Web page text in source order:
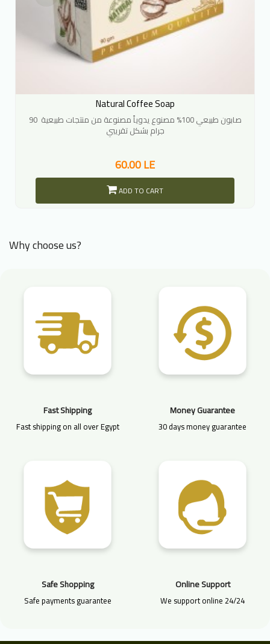
Natural Coffee Soap
صابون طبيعي 100% مصنوع يدوياً مصنوعة من منتجات طبيعية 90
جرام بشكل تقريبي
60.00 LE
ADD TO CART
Why choose us?
Fast Shipping
Fast shipping on all over Egypt
Money Guarantee
30 days money guarantee
Safe Shopping
Safe payments guarantee
Online Support
We support online 24/24